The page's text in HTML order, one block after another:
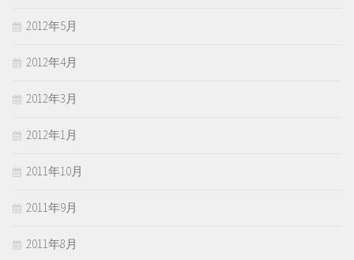
2012年5月
2012年4月
2012年3月
2012年1月
2011年10月
2011年9月
2011年8月